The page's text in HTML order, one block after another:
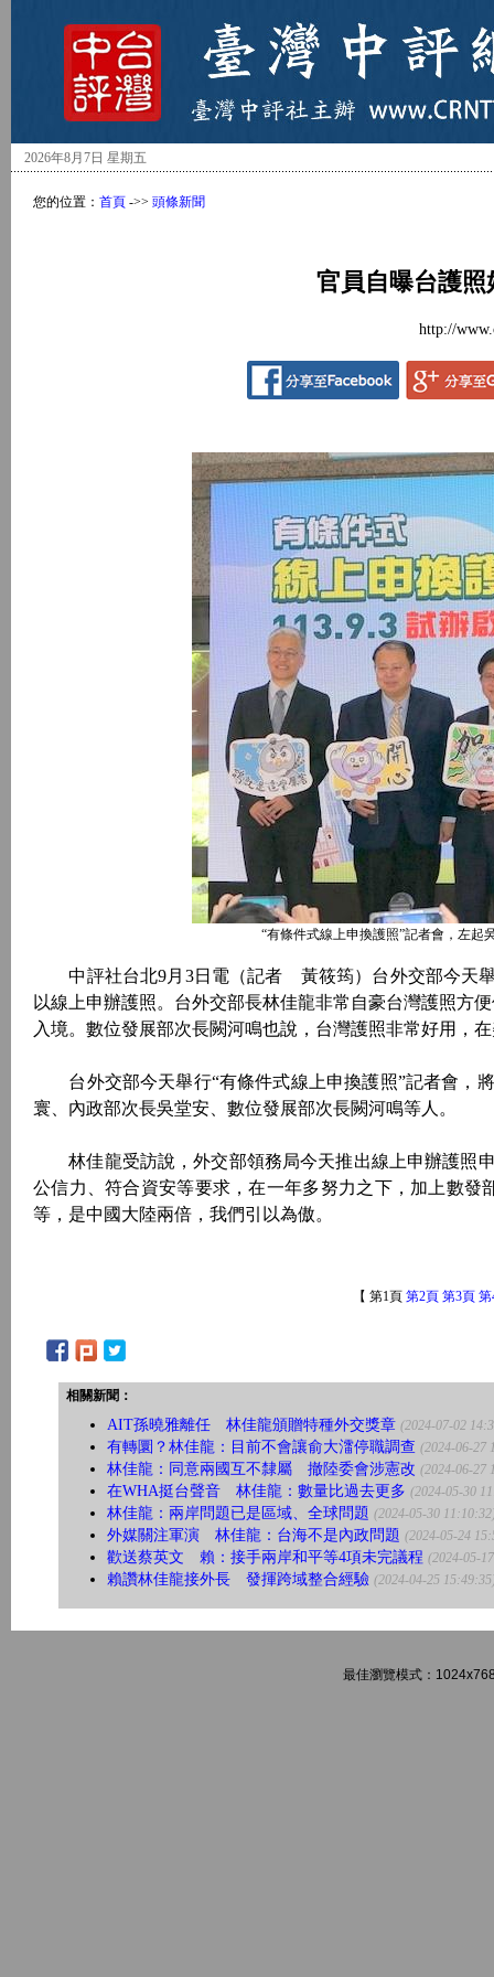
2026年8月7日 星期五
您的位置： 首頁 ->> 頭條新聞
官員自曝台護
http://
“有條件式線上申換護照”記者會，左
中評社台北9月3日電（記者 黃筱筠）台外交部今天舉
以線上申辦護照。台外交部長林佳龍非常自豪台灣護照方
入境。數位發展部次長闕河鳴也說，台灣護照非常好用，
台外交部今天舉行“有條件式線上申換護照”記者會，
寰、內政部次長吳堂安、數位發展部次長闕河鳴等人。
林佳龍受訪說，外交部領務局今天推出線上申辦護照
公信力、符合資安等要求，在一年多努力之下，加上數
等，是中國大陸兩倍，我們引以為傲。
【 第1頁 第2頁 第3頁 第
相關新聞：
AIT孫曉雅離任 林佳龍頒贈特種外交獎章 (2024-07-02
有轉圜？林佳龍：目前不會讓俞大㵢停職調查 (2024-06-27
林佳龍：同意兩國互不隸屬 撤陸委會涉憲改 (2024-06-27
在WHA挺台聲音 林佳龍：數量比過去更多 (2024-05-30
林佳龍：兩岸問題已是區域、全球問題 (2024-05-30
外媒關注軍演 林佳龍：台海不是內政問題 (2024-05-24
歡送蔡英文 賴：接手兩岸和平等4項未完議程 (2024-05-
賴讚林佳龍接外長 發揮跨域整合經驗 (2024-04-25
最佳瀏覽模式：